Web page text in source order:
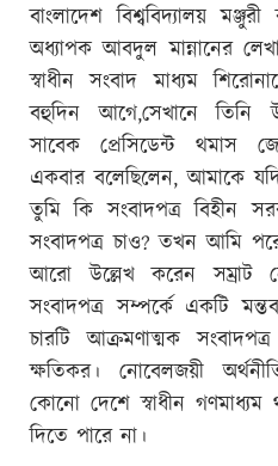
বাংলাদেশ বিশ্ববিদ্যালয়
অধ্যাপক আবদুল মান্নানের লেখা
স্বাধীন সংবাদ মাধ্যম
বহুদিন আগে,সেখানে তিনি
সাবেক প্রেসিডেন্ট থমাস
একবার বলেছিলেন, আমাকে
তুমি কি সংবাদপত্র বিহীন
সংবাদপত্র চাও? তখন আমি
আরো উল্লেখ করেন সম্রাট
সংবাদপত্র সম্পর্কে একটি
চারটি আক্রমণাত্মক
ক্ষতিকর। নোবেলজয়ী
কোনো দেশে স্বাধীন গণমাধ্যম
দিতে পারে না।